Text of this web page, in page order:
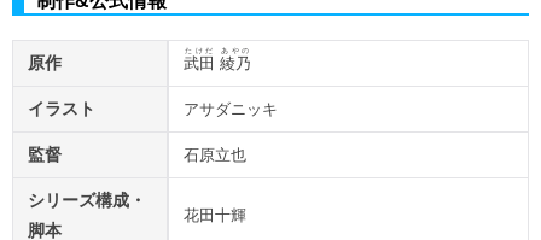
原作 武田 綾乃
たけだ あやの
イラスト アサダニッキ
監督 石原立也
シリーズ構成・
脚本
花田十輝